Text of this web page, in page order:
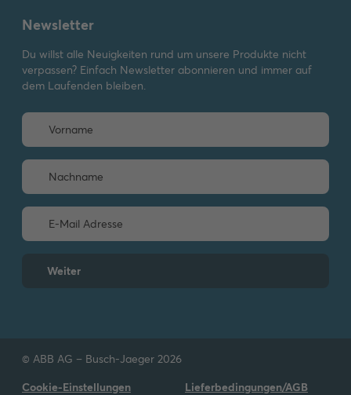
Newsletter
Du willst alle Neuigkeiten rund um unsere Produkte nicht
verpassen? Einfach Newsletter abonnieren und immer auf
dem Laufenden bleiben.
Weiter
© ABB AG – Busch-Jaeger 2026
Cookie-Einstellungen
Lieferbedingungen/AGB